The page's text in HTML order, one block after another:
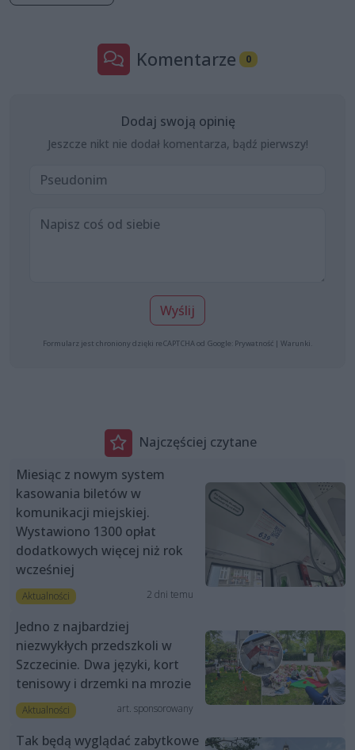
Komentarze 0
Dodaj swoją opinię
Jeszcze nikt nie dodał komentarza, bądź pierwszy!
Wyślij
Formularz jest chroniony dzięki reCAPTCHA od Google: Prywatność | Warunki
Najczęściej czytane
Miesiąc z nowym system
kasowania biletów w
komunikacji miejskiej.
Wystawiono 1300 opłat
dodatkowych więcej niż rok
wcześniej
Aktualności 2 dni temu
Jedno z najbardziej
niezwykłych przedszkoli w
Szczecinie. Dwa języki, kort
tenisowy i drzemki na mrozie
Aktualności art. sponsorowany
Tak będą wyglądać zabytkowe